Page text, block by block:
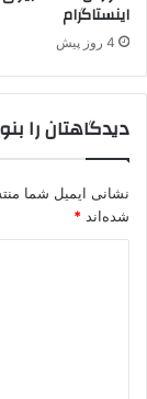
اینستاگرام
4 روز پیش
دیدگاهتان را
نشانی ایمیل شما
شده‌اند *